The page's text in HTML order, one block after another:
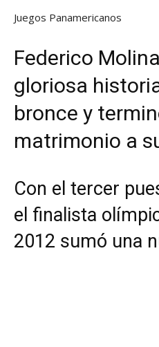
Juegos Panamericanos
Federico
gloriosa
bronce y
matrimonio a
Con el tercer
el finalista
2012 sumó una